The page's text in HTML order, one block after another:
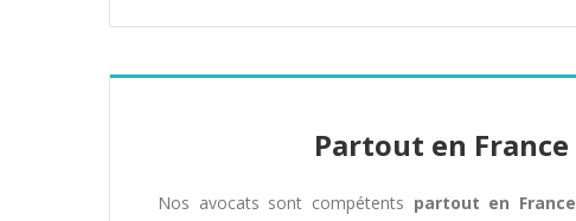
Partout en France
Nos avocats sont compétents partout en France